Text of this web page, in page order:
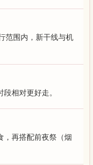
范围内，新干线与机
相对更好走。
，再搭配前夜祭（烟